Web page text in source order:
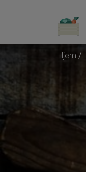
Hjem